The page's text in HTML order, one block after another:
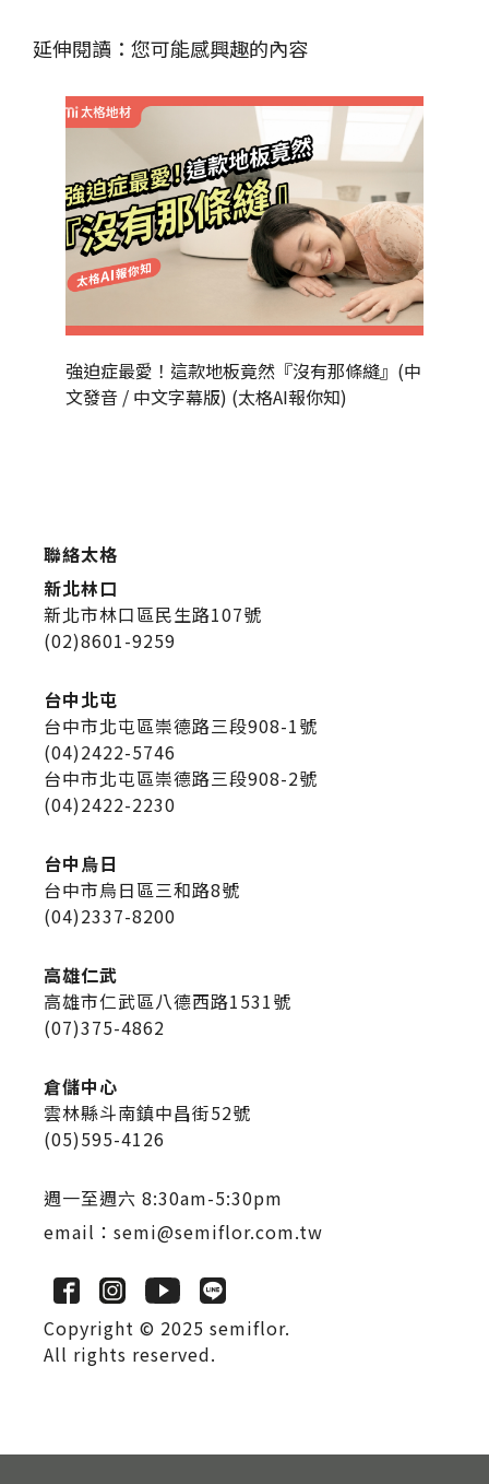
延伸閱讀：您可能感興趣的內容
強迫症最愛！這款地板竟然『沒有那條縫』(中
文發音 / 中文字幕版) (太格AI報你知)
聯絡太格
新北林口
新北市林口區民生路107號
(02)8601-9259
台中北屯
台中市北屯區崇德路三段908-1號
(04)2422-5746
台中市北屯區崇德路三段908-2號
(04)2422-2230
台中烏日
台中市烏日區三和路8號
(04)2337-8200
高雄仁武
高雄市仁武區八德西路1531號
(07)375-4862
倉儲中心
雲林縣斗南鎮中昌街52號
(05)595-4126
週一至週六 8:30am-5:30pm
email： semi@semiflor.com.tw
Copyright © 2025 semiflor.
All rights reserved.